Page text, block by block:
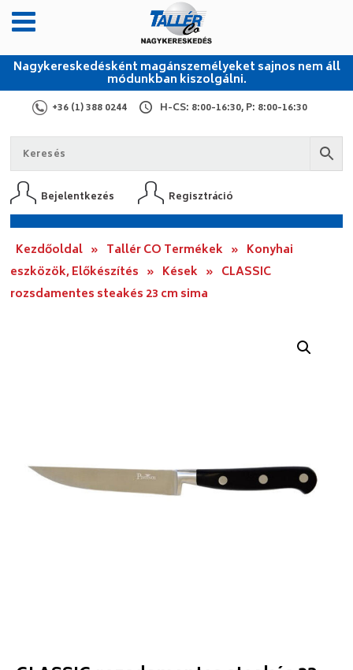
Nagykereskedésként magánszemélyeket sajnos nem áll
módunkban kiszolgálni.
+36 (1) 388 0244 H-CS: 8:00-16:30, P: 8:00-16:30
Bejelentkezés Regisztráció
Kezdőoldal » Tallér CO Termékek » Konyhai
eszközök, Előkészítés » Kések » CLASSIC
rozsdamentes steakés 23 cm sima